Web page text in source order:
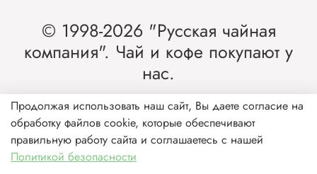
© 1998-2026 "Русская чайная
компания". Чай и кофе покупают у
нас.
Интернет-магазин чая и кофе от лидера
рынка России.
Продолжая использовать наш сайт, Вы даете согласие на
обработку файлов cookie, которые обеспечивают
правильную работу сайта и соглашаетесь с нашей
Политикой безопасности